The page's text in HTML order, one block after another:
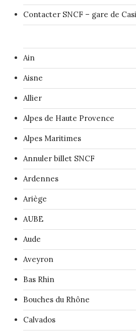
Contacter SNCF – gare de
Ain
Aisne
Allier
Alpes de Haute Provence
Alpes Maritimes
Annuler billet SNCF
Ardennes
Ariège
AUBE
Aude
Aveyron
Bas Rhin
Bouches du Rhône
Calvados